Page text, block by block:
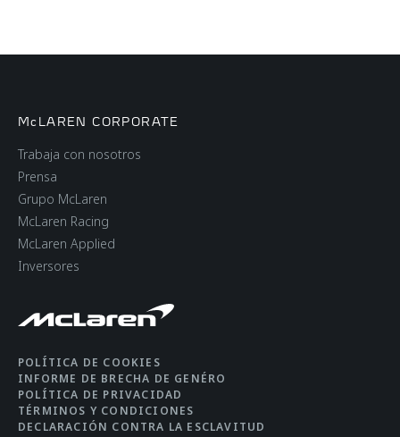
McLAREN CORPORATE
Trabaja con nosotros
Prensa
Grupo McLaren
McLaren Racing
McLaren Applied
Inversores
POLÍTICA DE COOKIES
INFORME DE BRECHA DE GENÉRO
POLÍTICA DE PRIVACIDAD
TÉRMINOS Y CONDICIONES
DECLARACIÓN CONTRA LA ESCLAVITUD